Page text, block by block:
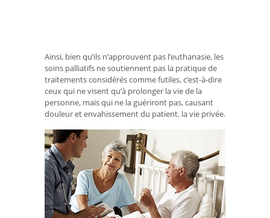
Ainsi, bien qu’ils n’approuvent pas l’euthanasie, les
soins palliatifs ne soutiennent pas la pratique de
traitements considérés comme futiles, c’est-à-dire
ceux qui ne visent qu’à prolonger la vie de la
personne, mais qui ne la guériront pas, causant
douleur et envahissement du patient. la vie privée.